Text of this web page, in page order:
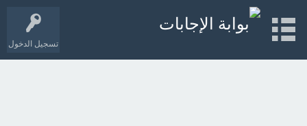
تسجيل الدخول